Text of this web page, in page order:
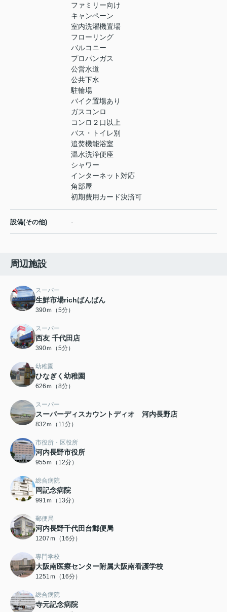
ファミリー向け
キャンペーン
室内洗濯機置場
フローリング
バルコニー
プロパンガス
公営水道
公共下水
駐輪場
バイク置場あり
ガスコンロ
コンロ２口以上
バス・トイレ別
追焚機能浴室
温水洗浄便座
シャワー
インターネット対応
角部屋
初期費用カード決済可
設備(その他) -
周辺施設
スーパー
生鮮市場richばんばん
390ｍ（5分）
スーパー
西友 千代田店
390ｍ（5分）
幼稚園
ひなぎく幼稚園
626ｍ（8分）
スーパー
スーパーディスカウントディオ 河内長野店
832ｍ（11分）
市役所・区役所
河内長野市役所
955ｍ（12分）
総合病院
岡記念病院
991ｍ（13分）
郵便局
河内長野千代田台郵便局
1207ｍ（16分）
専門学校
大阪南医療センター附属大阪南看護学校
1251ｍ（16分）
総合病院
寺元記念病院